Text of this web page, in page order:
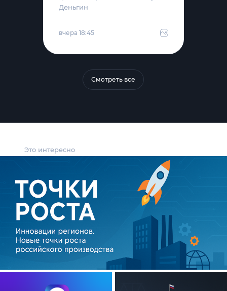
Это интересно
Деньгин
вчера 18:45
Смотреть все